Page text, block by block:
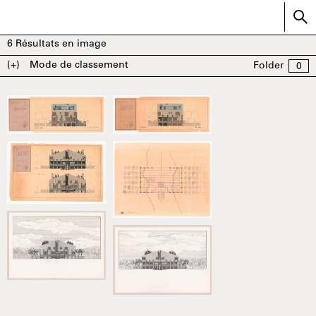
6 Résultats en image
(+)
Mode de classement Folder 0